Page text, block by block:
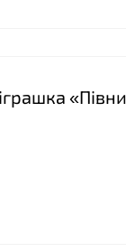
іграшка